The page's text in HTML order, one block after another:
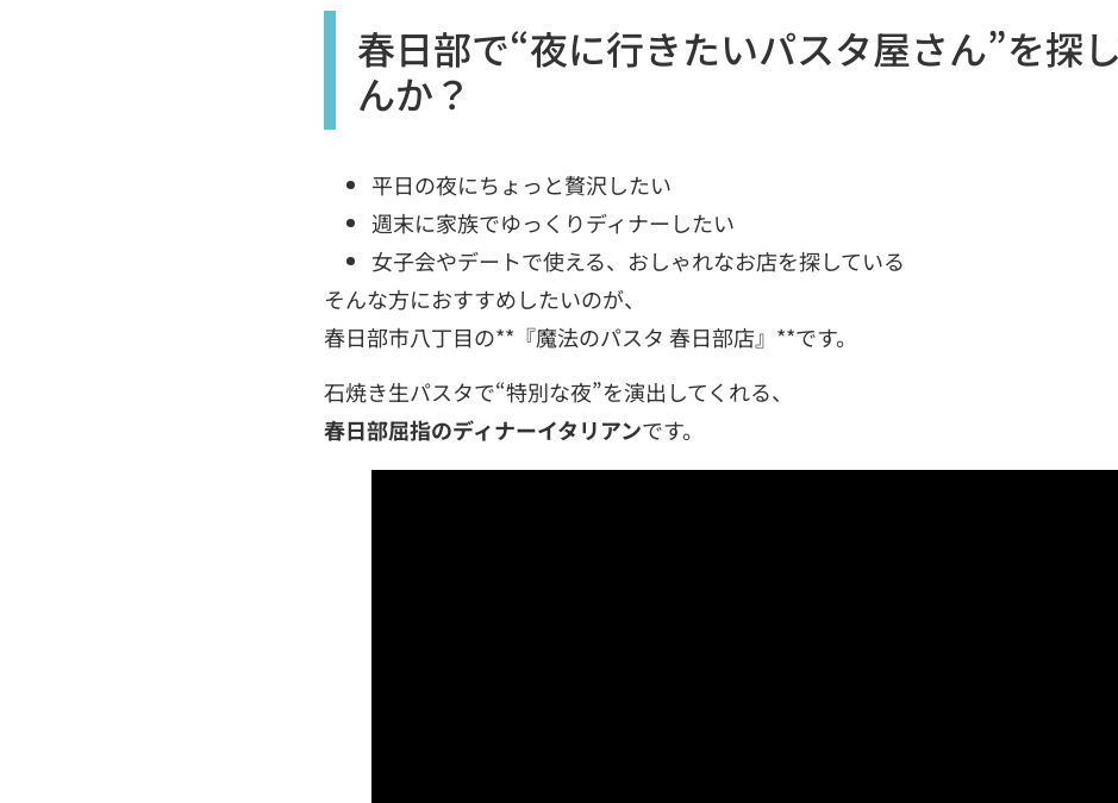
春日部で“夜に行きたいパスタ屋さん”を探
んか？
平日の夜にちょっと贅沢したい
週末に家族でゆっくりディナーしたい
女子会やデートで使える、おしゃれなお店を探している
そんな方におすすめしたいのが、
春日部市八丁目の**『魔法のパスタ 春日部店』**です。
石焼き生パスタで“特別な夜”を演出してくれる、
春日部屈指のディナーイタリアンです。